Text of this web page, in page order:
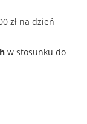
zł na dzień
w stosunku do